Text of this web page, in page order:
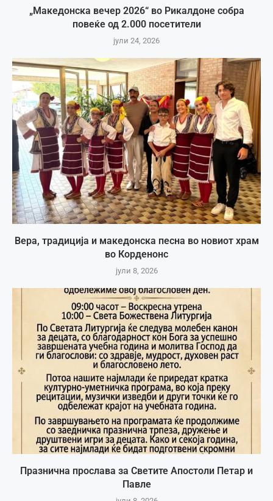
„Македонска вечер 2026“ во Рикалдоне собра
повеќе од 2.000 посетители
јули 24, 2026
Вера, традиција и македонска песна во новиот храм
во Корденонс
јули 8, 2026
Празнична прослава за Светите Апостоли Петар и
Павле